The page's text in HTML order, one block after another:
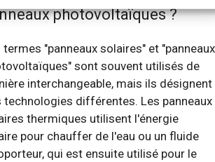
photovoltaïques ?
termes "panneaux solaires" et "panneaux
sont souvent utilisés de
interchangeable, mais ils désignent
technologies différentes. Les panneaux
thermiques utilisent l'énergie
pour chauffer de l'eau ou un fluide
qui est ensuite utilisé pour le